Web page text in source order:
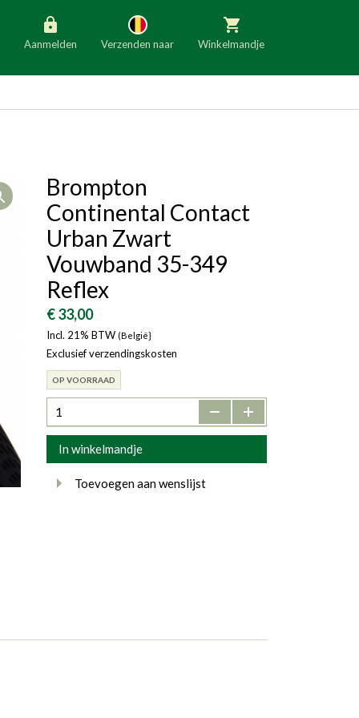
Aanmelden Verzenden naar
Slovenië
Denemarken
Bulgarije Ierland
Winkelmandje
Open
Brompton
Continental Contact
Urban Zwart
Vouwband 35-349
Reflex
€ 33,00
Incl. 21% BTW (België}
Exclusief verzendingskosten
OP VOORRAAD
- +
In winkelmandje
Toevoegen aan wenslijst